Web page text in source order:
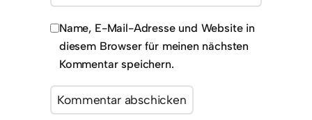
Name, E-Mail-Adresse und Website in
diesem Browser für meinen nächsten
Kommentar speichern.